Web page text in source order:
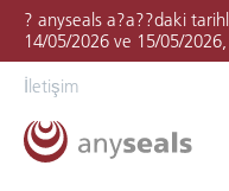
? anyseals a?a??daki
14/05/2026 ve 15/05/
İletişim